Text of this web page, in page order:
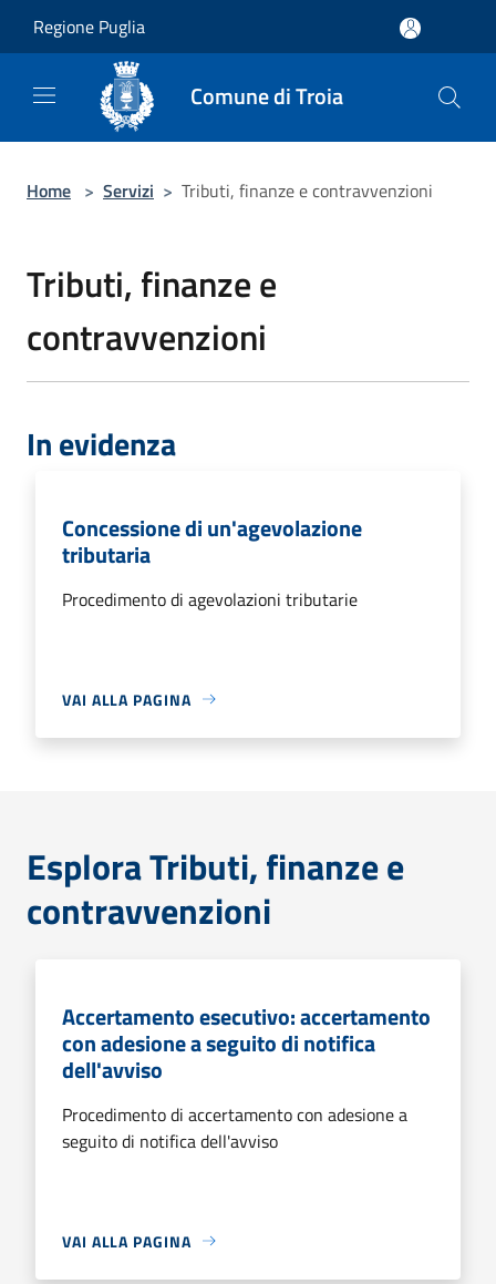
Regione Puglia
Comune di Troia
Home > Servizi > Tributi, finanze e contravvenzioni
Tributi, finanze e
contravvenzioni
In evidenza
Concessione di un'agevolazione
tributaria
Procedimento di agevolazioni tributarie
VAI ALLA PAGINA
Esplora Tributi, finanze e
contravvenzioni
Accertamento esecutivo: accertamento
con adesione a seguito di notifica
dell'avviso
Procedimento di accertamento con adesione a
seguito di notifica dell'avviso
VAI ALLA PAGINA